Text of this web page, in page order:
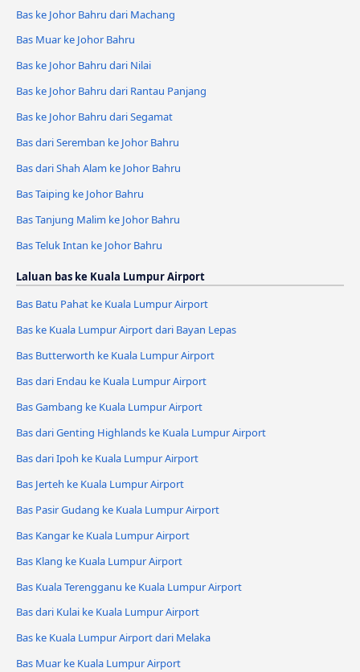
Bas ke Johor Bahru dari Machang
Bas Muar ke Johor Bahru
Bas ke Johor Bahru dari Nilai
Bas ke Johor Bahru dari Rantau Panjang
Bas ke Johor Bahru dari Segamat
Bas dari Seremban ke Johor Bahru
Bas dari Shah Alam ke Johor Bahru
Bas Taiping ke Johor Bahru
Bas Tanjung Malim ke Johor Bahru
Bas Teluk Intan ke Johor Bahru
Laluan bas ke Kuala Lumpur Airport
Bas Batu Pahat ke Kuala Lumpur Airport
Bas ke Kuala Lumpur Airport dari Bayan Lepas
Bas Butterworth ke Kuala Lumpur Airport
Bas dari Endau ke Kuala Lumpur Airport
Bas Gambang ke Kuala Lumpur Airport
Bas dari Genting Highlands ke Kuala Lumpur Airport
Bas dari Ipoh ke Kuala Lumpur Airport
Bas Jerteh ke Kuala Lumpur Airport
Bas Pasir Gudang ke Kuala Lumpur Airport
Bas Kangar ke Kuala Lumpur Airport
Bas Klang ke Kuala Lumpur Airport
Bas Kuala Terengganu ke Kuala Lumpur Airport
Bas dari Kulai ke Kuala Lumpur Airport
Bas ke Kuala Lumpur Airport dari Melaka
Bas Muar ke Kuala Lumpur Airport